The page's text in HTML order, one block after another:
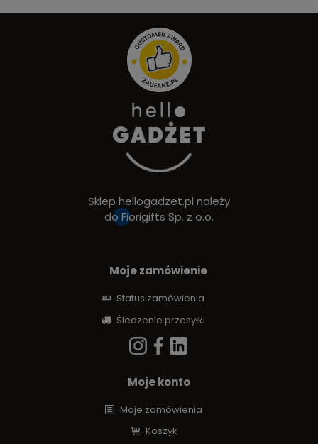
Sklep hellogadzet.pl należy
do Fiorigifts Sp. z o.o.
Moje zamówienie
Status zamówienia
Śledzenie przesyłki
Moje konto
Moje zamówienia
Koszyk